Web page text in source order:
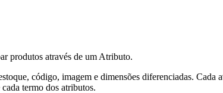
produtos através de um Atributo.
código, imagem e dimensões diferenciadas.
termo dos atributos.